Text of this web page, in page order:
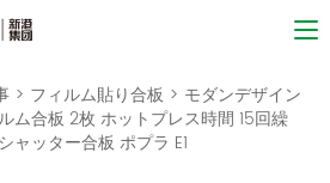
> フィルム貼り合板> モダンデザイン
ム合板 2枚 ホットプレス時間 15回繰
ャッター合板 ポプラ E1